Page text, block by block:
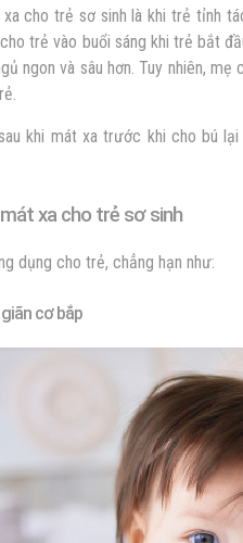
cho trẻ sơ sinh là khi trẻ tỉnh
trẻ vào buổi sáng khi trẻ bắt
ngon và sâu hơn. Tuy nhiên,
khi mát xa trước khi cho bú
xa cho trẻ sơ sinh
dụng cho trẻ, chẳng hạn như:
cơ bắp